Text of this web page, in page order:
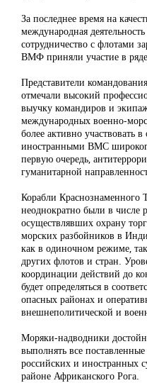
За последнее время на
международная
сотрудничество с флотами
ВМФ приняли участие в
Представители
отмечали высокий
выучку командиров и
международных военно-
более активно участвовать
иностранными ВМС
первую очередь,
гуманитарной
Корабли Краснознаменного
неоднократно были в числе
осуществлявших охрану
морских разбойников в
как в одиночном режиме,
других флотов и стран.
координации действий до
будет определяться в
опасных районах и
внешнеполитической и
Моряки-надводники
выполнять все
российских и иностранных
районе Африканского Рога.